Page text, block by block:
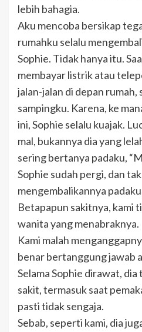
lebih bahagia.
Aku mencoba bersikap
rumahku selalu
Sophie. Tidak hanya itu.
membayar listrik atau
jalan-jalan di depan rumah,
sampingku. Karena, ke
ini, Sophie selalu kuajak.
mal, bukannya dia yang
sering bertanya padaku,
Sophie sudah pergi, dan
mengembalikannya
Betapapun sakitnya, kami
wanita yang menabraknya.
Kami malah
benar bertanggung jawab
Selama Sophie dirawat,
sakit, termasuk saat
pasti tidak sengaja.
Sebab, seperti kami, dia